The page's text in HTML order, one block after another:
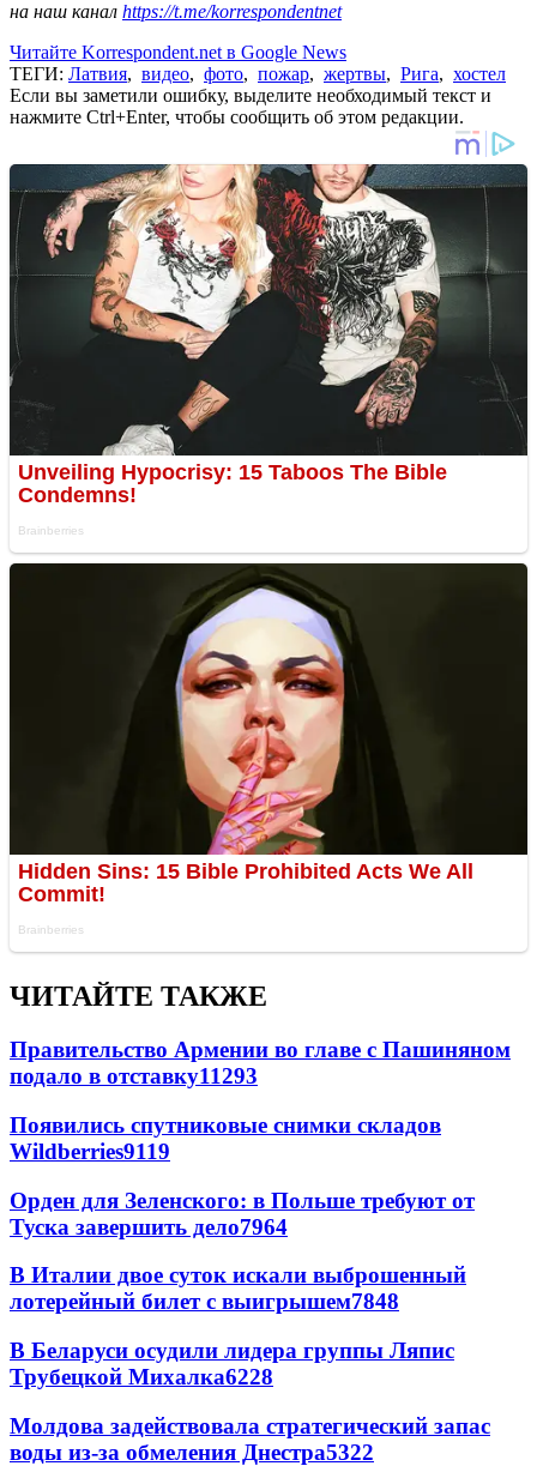
на наш канал https://t.me/korrespondentnet
Читайте Korrespondent.net в Google News
ТЕГИ: Латвия, видео, фото, пожар, жертвы, Рига, хостел
Если вы заметили ошибку, выделите необходимый текст и
нажмите Ctrl+Enter, чтобы сообщить об этом редакции.
ЧИТАЙТЕ ТАКЖЕ
Правительство Армении во главе с Пашиняном
подало в отставку11293
Появились спутниковые снимки складов
Wildberries9119
Орден для Зеленского: в Польше требуют от
Туска завершить дело7964
В Италии двое суток искали выброшенный
лотерейный билет с выигрышем7848
В Беларуси осудили лидера группы Ляпис
Трубецкой Михалка6228
Молдова задействовала стратегический запас
воды из-за обмеления Днестра5322